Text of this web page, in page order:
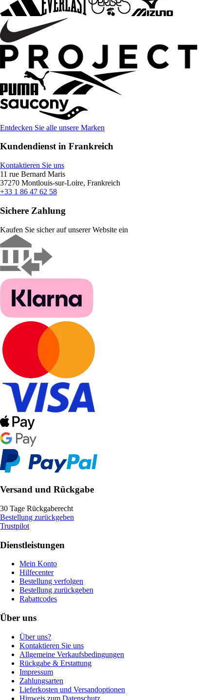
Entdecken Sie alle unsere Marken
Kundendienst in Frankreich
Kontaktieren Sie uns
11 rue Bernard Maris
37270 Montlouis-sur-Loire, Frankreich
+33 1 86 47 62 58
Sichere Zahlung
Kaufen Sie sicher auf unserer Website ein
Versand und Rückgabe
30 Tage Rückgaberecht
Bestellung zurückgeben
Trustpilot
Dienstleistungen
Mein Konto
Hilfecenter
Bestellung verfolgen
Bestellung zurückgeben
Rabattcodes
Über uns
Über uns?
Kontaktieren Sie uns
Allgemeine Verkaufsbedingungen
Rückgabe & Erstattung
Impressum
Zahlungsarten
Lieferkosten und Versandoptionen
Hinweis zum Datenschutz